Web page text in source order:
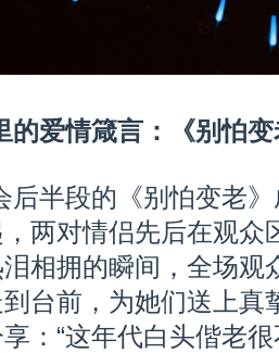
的爱情箴言：《别怕
后半段的《别怕变老
两对情侣先后在观众
相拥的瞬间，全场观
到台前，为她们送上
：“这年代白头偕老